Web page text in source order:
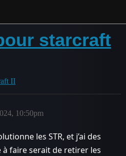
starcraft
II
10:50pm
les STR, et j’ai des
à faire serait de retirer les